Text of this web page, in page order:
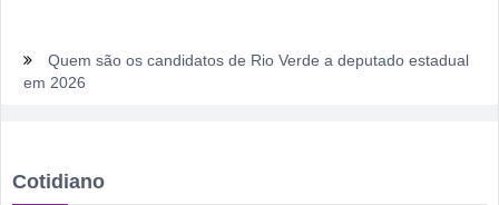
Quem são os candidatos de Rio Verde a deputado estadual
em 2026
Tentou dar “calote” na tela do celular, fugiu da PM e acabou
Cotidiano